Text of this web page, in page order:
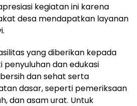
kegiatan ini karena
desa mendapatkan layanan
yang diberikan kepada
dan edukasi
dan sehat serta
dasar, seperti pemeriksaan
dan asam urat. Untuk